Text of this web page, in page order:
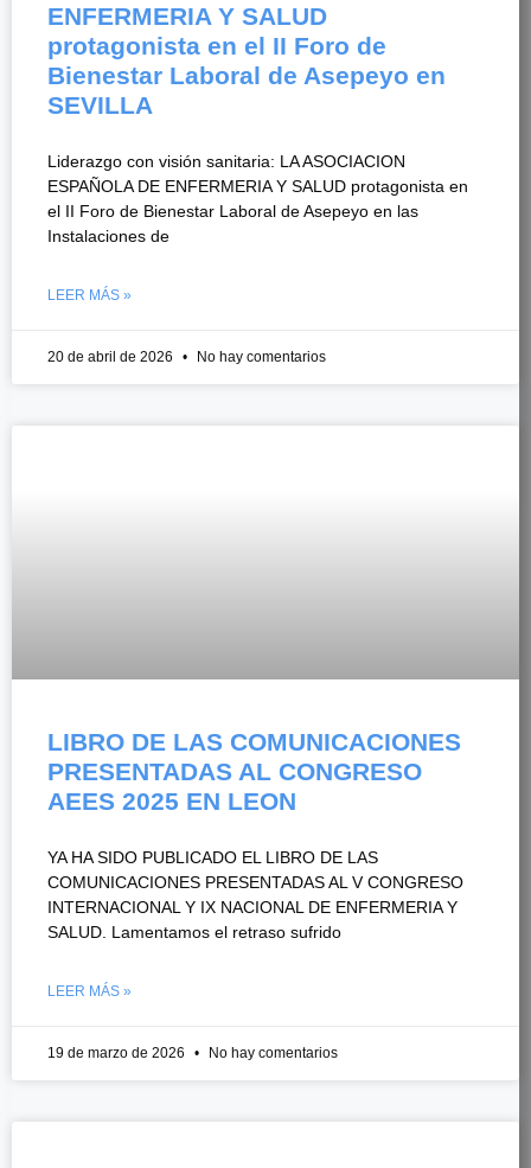
ENFERMERIA Y SALUD
protagonista en el II Foro de
Bienestar Laboral de Asepeyo en
SEVILLA
Liderazgo con visión sanitaria: LA ASOCIACION
ESPAÑOLA DE ENFERMERIA Y SALUD protagonista en
el II Foro de Bienestar Laboral de Asepeyo en las
Instalaciones de
LEER MÁS »
20 de abril de 2026 No hay comentarios
LIBRO DE LAS COMUNICACIONES
PRESENTADAS AL CONGRESO
AEES 2025 EN LEON
YA HA SIDO PUBLICADO EL LIBRO DE LAS
COMUNICACIONES PRESENTADAS AL V CONGRESO
INTERNACIONAL Y IX NACIONAL DE ENFERMERIA Y
SALUD. Lamentamos el retraso sufrido
LEER MÁS »
19 de marzo de 2026 No hay comentarios